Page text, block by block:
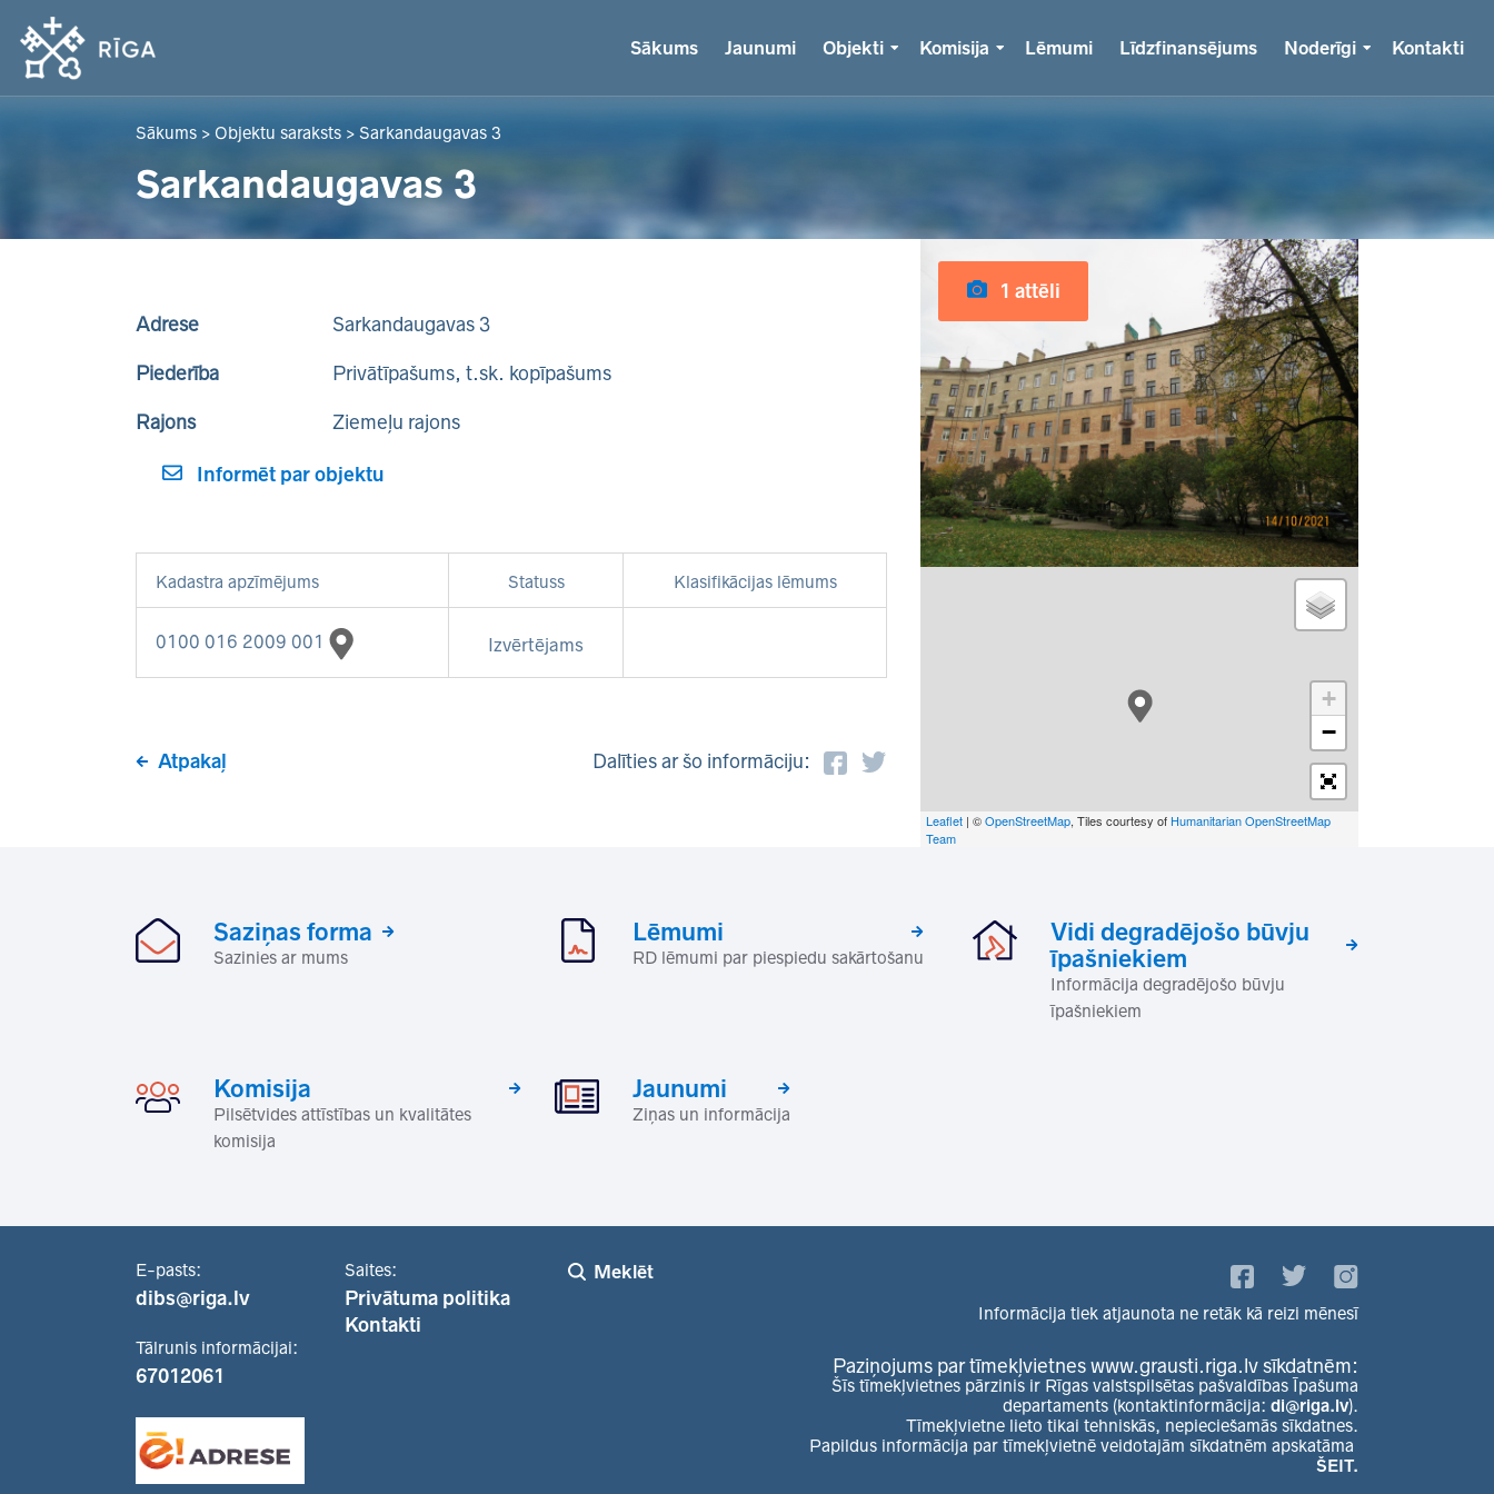
Sākums Jaunumi Objekti Komisija Lēmumi Līdzfinansējums Noderīgi Kontakti
Sākums > Objektu saraksts > Sarkandaugavas 3
Sarkandaugavas 3
Adrese Sarkandaugavas 3
Piederība Privātīpašums, t.sk. kopīpašums
Rajons Ziemeļu rajons
Informēt par objektu
Kadastra apzīmējums Statuss Klasifikācijas lēmums
0100 016 2009 001 Izvērtējams
Atpakaļ Dalīties ar šo informāciju:
1 attēli
+
−
Leaflet | ©OpenStreetMap, Tiles courtesy of Humanitarian OpenStreetMap
Team
Saziņas forma
Sazinies ar mums
Lēmumi
RD lēmumi par piespiedu sakārtošanu
Vidi degradējošo būvju
īpašniekiem
Informācija degradējošo būvju
īpašniekiem
Komisija
Pilsētvides attīstības un kvalitātes
komisija
Jaunumi
Ziņas un informācija
E-pasts:
dibs@riga.lv
Tālrunis informācijai:
67012061
Saites:
Privātuma politika
Kontakti
Meklēt
Informācija tiek atjaunota ne retāk kā reizi mēnesī
Paziņojums par tīmekļvietnes www.grausti.riga.lv sīkdatnēm:
Šīs tīmekļvietnes pārzinis ir Rīgas valstspilsētas pašvaldības Īpašuma
departaments (kontaktinformācija: di@riga.lv).
Tīmekļvietne lieto tikai tehniskās, nepieciešamās sīkdatnes.
Papildus informācija par tīmekļvietnē veidotajām sīkdatnēm apskatāma
ŠEIT.